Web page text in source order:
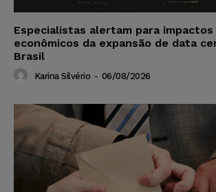
Especialistas alertam para
econômicos da expansão de data
Brasil
Karina Silvério - 06/08/2026